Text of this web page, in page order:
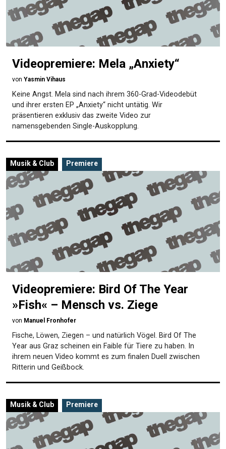
Videopremiere: Mela „Anxiety“
von Yasmin Vihaus
Keine Angst. Mela sind nach ihrem 360-Grad-Videodebüt
und ihrer ersten EP „Anxiety“ nicht untätig. Wir
präsentieren exklusiv das zweite Video zur
namensgebenden Single-Auskopplung.
Musik & Club Premiere
Videopremiere: Bird Of The Year
»Fish« – Mensch vs. Ziege
von Manuel Fronhofer
Fische, Löwen, Ziegen – und natürlich Vögel. Bird Of The
Year aus Graz scheinen ein Faible für Tiere zu haben. In
ihrem neuen Video kommt es zum finalen Duell zwischen
Ritterin und Geißbock.
Musik & Club Premiere